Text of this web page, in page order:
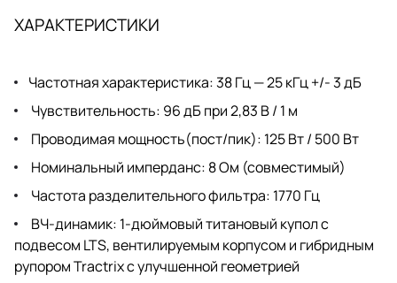
ХАРАКТЕРИСТИКИ
Частотная характеристика: 38 Гц — 25 кГц +/- 3 дБ
Чувствительность: 96 дБ при 2,83 В / 1 м
Проводимая мощность(пост/пик): 125 Вт / 500 Вт
Номинальный имперданс: 8 Ом (совместимый)
Частота разделительного фильтра: 1770 Гц
ВЧ-динамик: 1-дюймовый титановый купол с
подвесом LTS, вентилируемым корпусом и гибридным
рупором Tractrix с улучшенной геометрией